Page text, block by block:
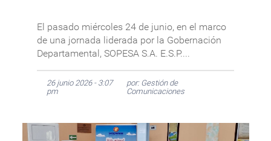
El pasado miércoles 24 de junio, en el marco
de una jornada liderada por la Gobernación
Departamental, SOPESA S.A. E.S.P....
26 junio 2026 - 3:07
pm
por: Gestión de
Comunicaciones